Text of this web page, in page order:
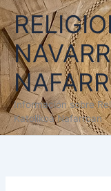
Ir
al
contenido
Información sobre
Katolikoa Nafarroan